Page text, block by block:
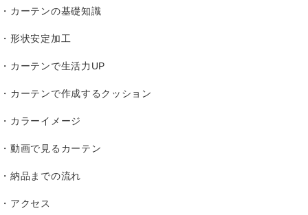
カーテンの基礎知識
形状安定加工
カーテンで生活力UP
カーテンで作成するクッション
カラーイメージ
動画で見るカーテン
納品までの流れ
アクセス